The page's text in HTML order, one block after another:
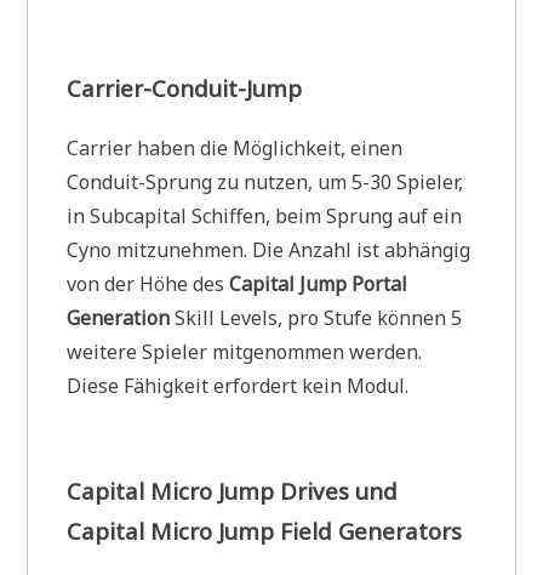
Carrier-Conduit-Jump
Carrier haben die Möglichkeit, einen
Conduit-Sprung zu nutzen, um 5-30 Spieler,
in Subcapital Schiffen, beim Sprung auf ein
Cyno mitzunehmen. Die Anzahl ist abhängig
von der Höhe des Capital Jump Portal
GenerationSkill Levels, pro Stufe können 5
weitere Spieler mitgenommen werden.
Diese Fähigkeit erfordert kein Modul.
Capital Micro Jump Drives und
Capital Micro Jump Field Generators